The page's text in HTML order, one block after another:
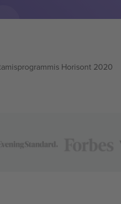
Horisont 2020